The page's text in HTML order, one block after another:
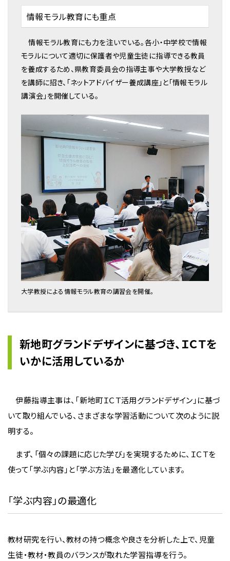
情報モラル教育にも重点
情報モラル教育にも力を注いでいる。各小・中学校で情報
モラルについて適切に保護者や児童生徒に指導できる教員
を養成するため、県教育委員会の指導主事や大学教授など
を講師に招き、「ネットアドバイザー養成講座」と「情報モラル
講演会」を開催している。
大学教授による情報モラル教育の講習会を開催。
新地町グランドデザインに基づき、ＩＣＴを
いかに活用しているか
伊藤指導主事は、「新地町ＩＣＴ活用グランドデザイン」に基づ
いて取り組んでいる、さまざまな学習活動について次のように説
明する。
まず、「個々の課題に応じた学び」を実現するために、ＩＣＴを
使って「学ぶ内容」と「学ぶ方法」を最適化しています。
「学ぶ内容」の最適化
教材研究を行い、教材の持つ概念や良さを分析した上で、児童
生徒・教材・教員のバランスが取れた学習指導を行う。